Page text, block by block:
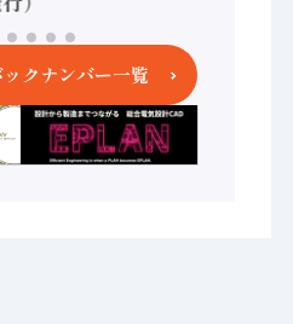
クナンバー一覧